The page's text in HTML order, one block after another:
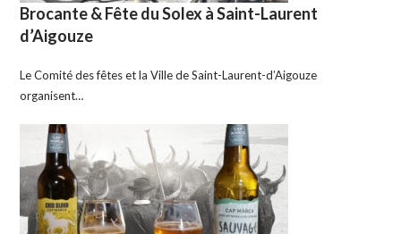
Brocante & Fête du Solex à Saint-Laurent
d’Aigouze
Le Comité des fêtes et la Ville de Saint-Laurent-d’Aigouze
organisent…